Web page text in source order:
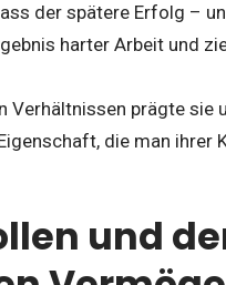
der spätere Erfolg –
harter Arbeit und
Verhältnissen prägte
die man ihrer
und